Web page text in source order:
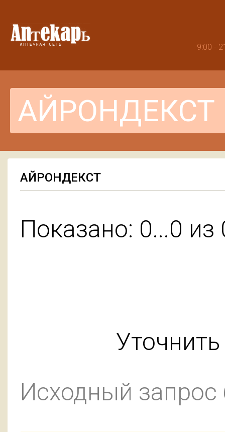
9:00 -
АЙРОНДЕКСТ
Показано: 0...0 из
Исходный